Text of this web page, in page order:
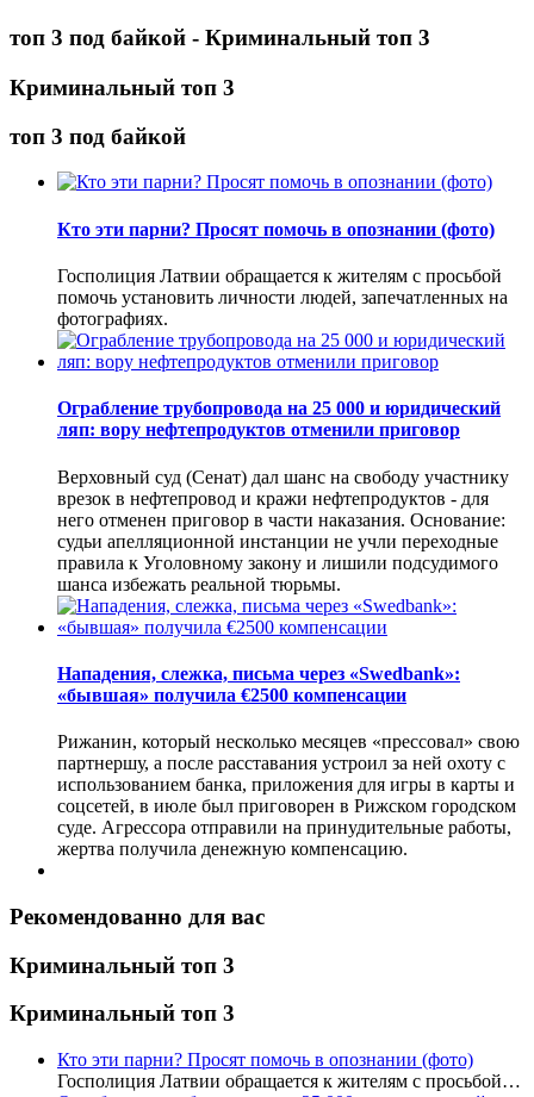
топ 3 под байкой - Криминальный топ 3
Криминальный топ 3
топ 3 под байкой
Кто эти парни? Просят помочь в опознании (фото)
Госполиция Латвии обращается к жителям с просьбой
помочь установить личности людей, запечатленных на
фотографиях.
Ограбление трубопровода на 25 000 и юридический
ляп: вору нефтепродуктов отменили приговор
Верховный суд (Сенат) дал шанс на свободу участнику
врезок в нефтепровод и кражи нефтепродуктов - для
него отменен приговор в части наказания. Основание:
судьи апелляционной инстанции не учли переходные
правила к Уголовному закону и лишили подсудимого
шанса избежать реальной тюрьмы.
Нападения, слежка, письма через «Swedbank»:
«бывшая» получила €2500 компенсации
Рижанин, который несколько месяцев «прессовал» свою
партнершу, а после расставания устроил за ней охоту с
использованием банка, приложения для игры в карты и
соцсетей, в июле был приговорен в Рижском городском
суде. Агрессора отправили на принудительные работы,
жертва получила денежную компенсацию.
Рекомендованно для вас
Криминальный топ 3
Криминальный топ 3
Кто эти парни? Просят помочь в опознании (фото)
Госполиция Латвии обращается к жителям с просьбой…